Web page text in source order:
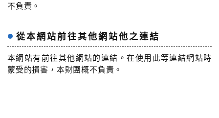
不負責。
從本網站前往其他網站他之連結
本網站有前往其他網站的連結。在使用此等連結網站時
蒙受的損害，本財團概不負責。